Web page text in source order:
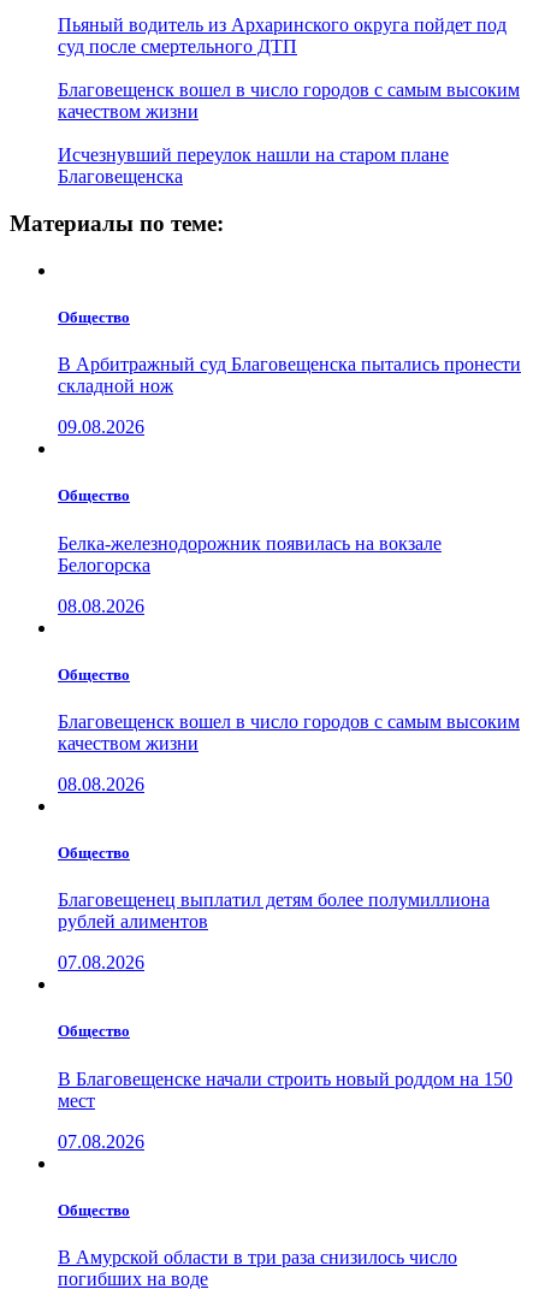
Пьяный водитель из Архаринского округа пойдет под
суд после смертельного ДТП
Благовещенск вошел в число городов с самым высоким
качеством жизни
Исчезнувший переулок нашли на старом плане
Благовещенска
Материалы по теме:
Общество
В Арбитражный суд Благовещенска пытались пронести
складной нож
09.08.2026
Общество
Белка-железнодорожник появилась на вокзале
Белогорска
08.08.2026
Общество
Благовещенск вошел в число городов с самым высоким
качеством жизни
08.08.2026
Общество
Благовещенец выплатил детям более полумиллиона
рублей алиментов
07.08.2026
Общество
В Благовещенске начали строить новый роддом на 150
мест
07.08.2026
Общество
В Амурской области в три раза снизилось число
погибших на воде